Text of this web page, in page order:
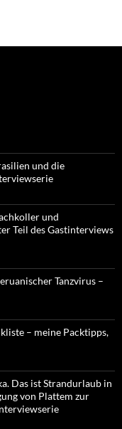
und die
und
Teil des Gastinterviews
Tanzvirus –
– meine Packtipps,
Das ist Strandurlaub in
von Plattem zur